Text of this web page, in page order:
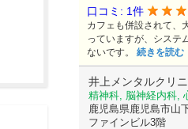
口コミ: 1件
カフェも併設されて、
っていますが、システ
ないです。 続きを読む
井上メンタルクリ
精神科, 脳神経内科,
鹿児島県鹿児島市山
ファインビル3階